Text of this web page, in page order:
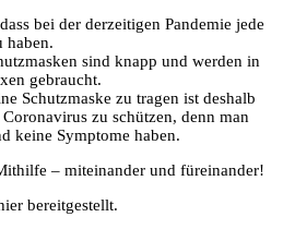
bei der derzeitigen Pandemie jede
haben.
sind knapp und werden in
gebraucht.
Schutzmaske zu tragen ist deshalb
zu schützen, denn man
keine Symptome haben.
– miteinander und füreinander!
bereitgestellt.